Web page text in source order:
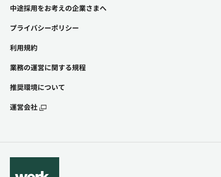
中途採用をお考えの企業さまへ
プライバシーポリシー
利用規約
業務の運営に関する規程
推奨環境について
運営会社